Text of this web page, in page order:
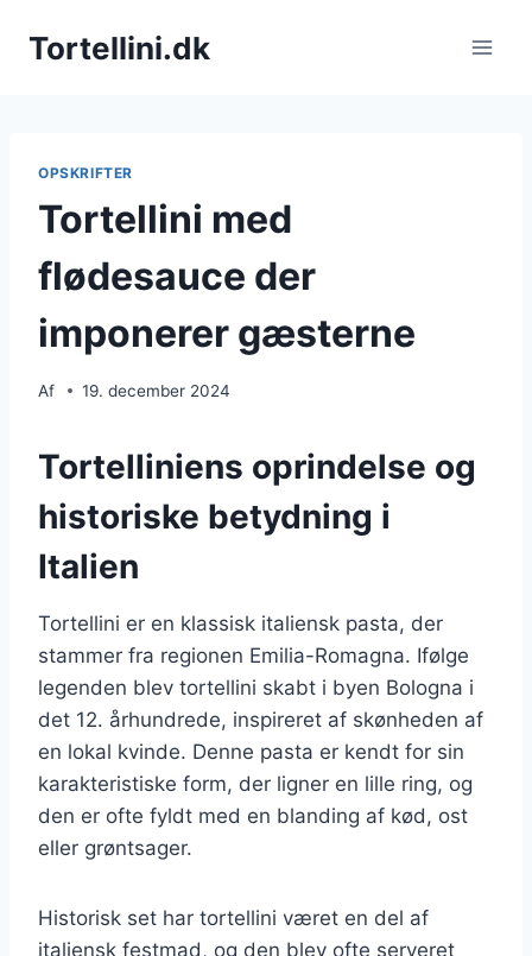
Tortellini.dk
OPSKRIFTER
Tortellini med
flødesauce der
imponerer gæsterne
Af 19. december 2024
Tortelliniens oprindelse og
historiske betydning i
Italien
Tortellini er en klassisk italiensk pasta, der
stammer fra regionen Emilia-Romagna. Ifølge
legenden blev tortellini skabt i byen Bologna i
det 12. århundrede, inspireret af skønheden af
en lokal kvinde. Denne pasta er kendt for sin
karakteristiske form, der ligner en lille ring, og
den er ofte fyldt med en blanding af kød, ost
eller grøntsager.
Historisk set har tortellini været en del af
italiensk festmad, og den blev ofte serveret